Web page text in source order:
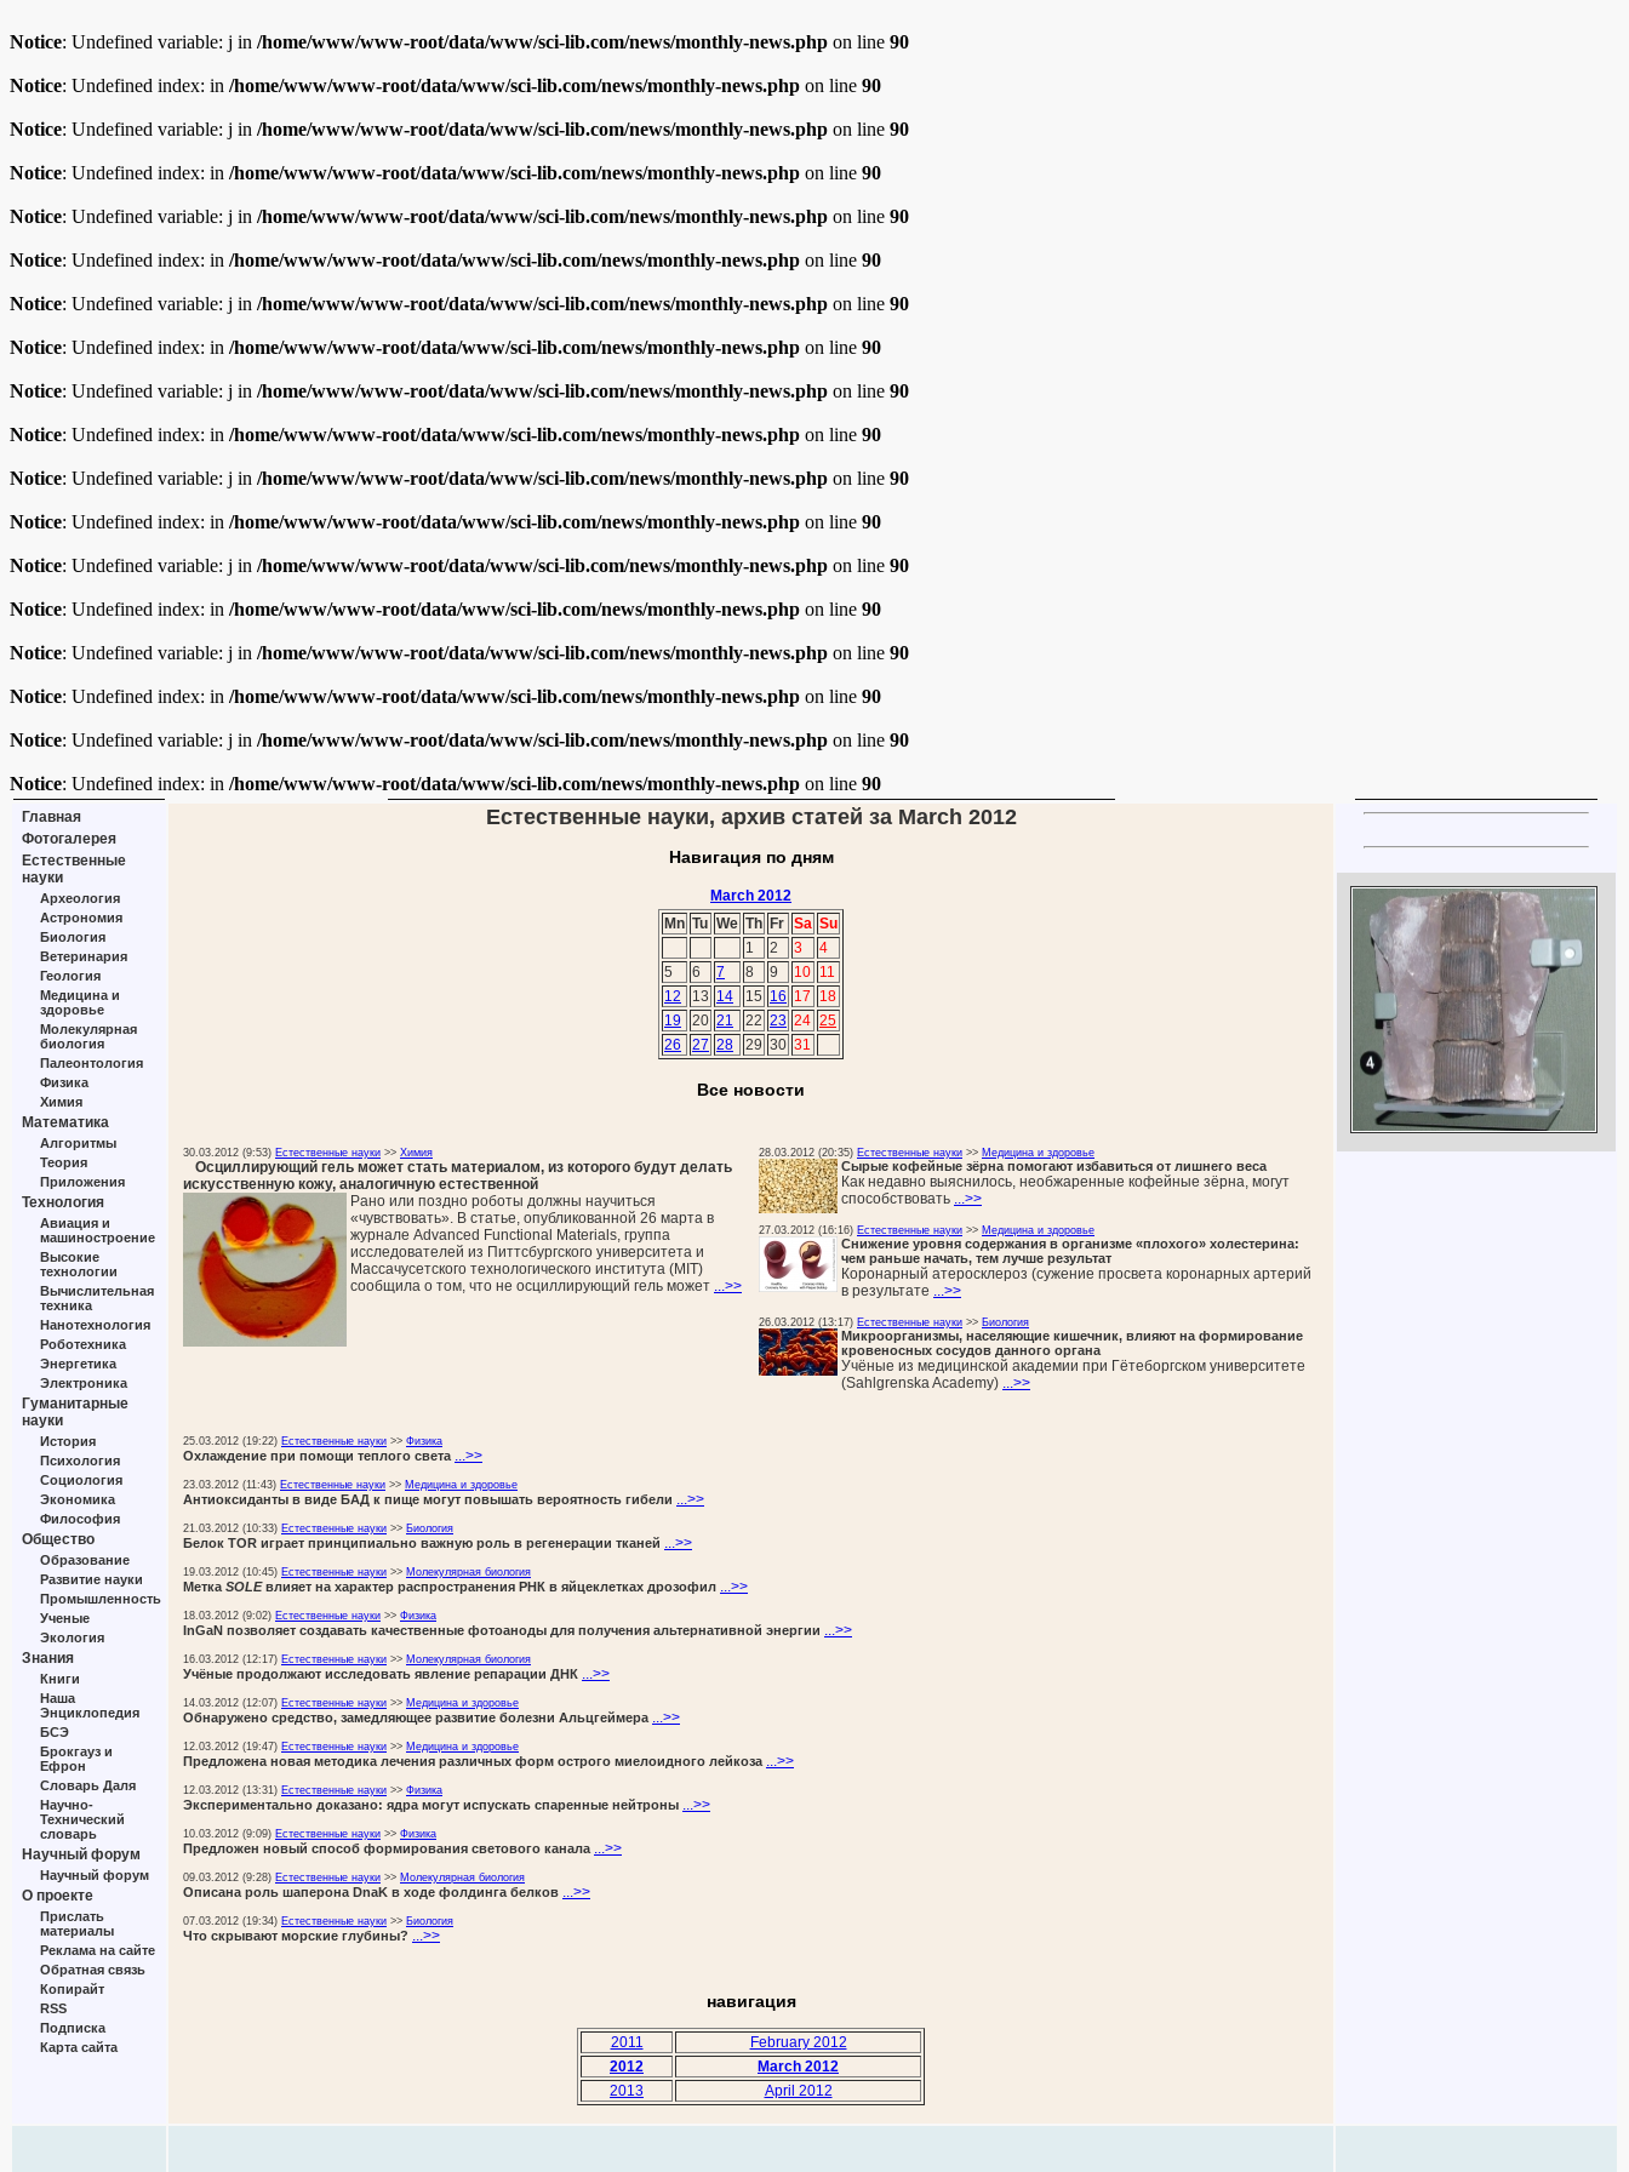
Notice: Undefined variable: j in /home/www/www-root/data/www/sci-lib.com/news/monthly-news.php on line 90
Notice: Undefined index: in /home/www/www-root/data/www/sci-lib.com/news/monthly-news.php on line 90
Notice: Undefined variable: j in /home/www/www-root/data/www/sci-lib.com/news/monthly-news.php on line 90
Notice: Undefined index: in /home/www/www-root/data/www/sci-lib.com/news/monthly-news.php on line 90
Notice: Undefined variable: j in /home/www/www-root/data/www/sci-lib.com/news/monthly-news.php on line 90
Notice: Undefined index: in /home/www/www-root/data/www/sci-lib.com/news/monthly-news.php on line 90
Notice: Undefined variable: j in /home/www/www-root/data/www/sci-lib.com/news/monthly-news.php on line 90
Notice: Undefined index: in /home/www/www-root/data/www/sci-lib.com/news/monthly-news.php on line 90
Notice: Undefined variable: j in /home/www/www-root/data/www/sci-lib.com/news/monthly-news.php on line 90
Notice: Undefined index: in /home/www/www-root/data/www/sci-lib.com/news/monthly-news.php on line 90
Notice: Undefined variable: j in /home/www/www-root/data/www/sci-lib.com/news/monthly-news.php on line 90
Notice: Undefined index: in /home/www/www-root/data/www/sci-lib.com/news/monthly-news.php on line 90
Notice: Undefined variable: j in /home/www/www-root/data/www/sci-lib.com/news/monthly-news.php on line 90
Notice: Undefined index: in /home/www/www-root/data/www/sci-lib.com/news/monthly-news.php on line 90
Notice: Undefined variable: j in /home/www/www-root/data/www/sci-lib.com/news/monthly-news.php on line 90
Notice: Undefined index: in /home/www/www-root/data/www/sci-lib.com/news/monthly-news.php on line 90
Notice: Undefined variable: j in /home/www/www-root/data/www/sci-lib.com/news/monthly-news.php on line 90
Notice: Undefined index: in /home/www/www-root/data/www/sci-lib.com/news/monthly-news.php on line 90
Главная
Фотогалерея
Естественные
науки
Археология
Астрономия
Биология
Ветеринария
Геология
Медицина и
здоровье
Молекулярная
биология
Палеонтология
Физика
Химия
Математика
Алгоритмы
Теория
Приложения
Технология
Авиация и
машиностроение
Высокие
технологии
Вычислительная
техника
Нанотехнология
Роботехника
Энергетика
Электроника
Гуманитарные
науки
История
Психология
Социология
Экономика
Философия
Общество
Образование
Развитие науки
Промышленность
Ученые
Экология
Знания
Книги
Наша
Энциклопедия
БСЭ
Брокгауз и
Ефрон
Словарь Даля
Научно-
Технический
словарь
Научный форум
Научный форум
О проекте
Прислать
материалы
Реклама на сайте
Обратная связь
Копирайт
RSS
Подписка
Карта сайта
Естественные науки, архив статей за March 2012
Навигация по дням
March 2012
Mn Tu We Th Fr Sa Su
1
2 3
4
5
6 7 8 9 10 11
12
13 14 15 16 17
18
19
20 21 22 23 24 25
26
27 28 29 30 31
Все новости
30.03.2012 (9:53) Естественные науки >> Химия
Осциллирующий гель может стать материалом, из которого будут делать
искусственную кожу, аналогичную естественной
Рано или поздно роботы должны научиться
«чувствовать». В статье, опубликованной 26 марта в
журнале Advanced Functional Materials, группа
исследователей из Питтсбургского университета и
Массачусетского технологического института (MIT)
сообщила о том, что не осциллирующий гель может ...>>
28.03.2012 (20:35) Естественные науки >> Медицина и здоровье
Сырые кофейные зёрна помогают избавиться от лишнего веса
Как недавно выяснилось, необжаренные кофейные зёрна, могут
способствовать ...>>
27.03.2012 (16:16) Естественные науки >> Медицина и здоровье
Снижение уровня содержания в организме «плохого» холестерина:
чем раньше начать, тем лучше результат
Коронарный атеросклероз (сужение просвета коронарных артерий
в результате ...>>
26.03.2012 (13:17) Естественные науки >> Биология
Микроорганизмы, населяющие кишечник, влияют на формирование
кровеносных сосудов данного органа
Учёные из медицинской академии при Гётеборгском университете
(Sahlgrenska Academy) ...>>
25.03.2012 (19:22) Естественные науки >> Физика
Охлаждение при помощи теплого света ...>>
23.03.2012 (11:43) Естественные науки >> Медицина и здоровье
Антиоксиданты в виде БАД к пище могут повышать вероятность гибели ...>>
21.03.2012 (10:33) Естественные науки >> Биология
Белок TOR играет принципиально важную роль в регенерации тканей ...>>
19.03.2012 (10:45) Естественные науки >> Молекулярная биология
Метка SOLEвлияет на характер распространения РНК в яйцеклетках дрозофил ...>>
18.03.2012 (9:02) Естественные науки >> Физика
InGaN позволяет создавать качественные фотоаноды для получения альтернативной энергии ...>>
16.03.2012 (12:17) Естественные науки >> Молекулярная биология
Учёные продолжают исследовать явление репарации ДНК ...>>
14.03.2012 (12:07) Естественные науки >> Медицина и здоровье
Обнаружено средство, замедляющее развитие болезни Альцгеймера ...>>
12.03.2012 (19:47) Естественные науки >> Медицина и здоровье
Предложена новая методика лечения различных форм острого миелоидного лейкоза ...>>
12.03.2012 (13:31) Естественные науки >> Физика
Экспериментально доказано: ядра могут испускать спаренные нейтроны ...>>
10.03.2012 (9:09) Естественные науки >> Физика
Предложен новый способ формирования светового канала ...>>
09.03.2012 (9:28) Естественные науки >> Молекулярная биология
Описана роль шаперона DnaK в ходе фолдинга белков ...>>
07.03.2012 (19:34) Естественные науки >> Биология
Что скрывают морские глубины? ...>>
навигация
2011
February 2012
2012
March 2012
2013
April 2012